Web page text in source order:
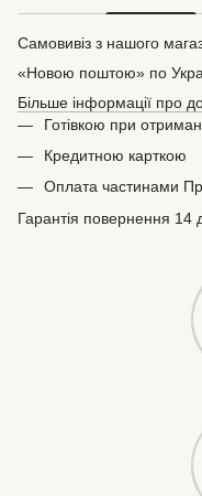
Самовивіз з нашого
«Новою поштою» по
Більше інформації про
Готівкою при
Кредитною карткою
Оплата частинами
Гарантія повернення 14